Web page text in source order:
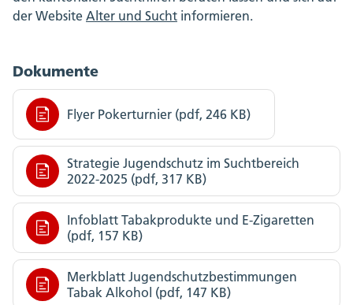
der Website Alter und Sucht informieren.
Dokumente
Flyer Pokerturnier (pdf, 246 KB)
Strategie Jugendschutz im Suchtbereich
2022-2025 (pdf, 317 KB)
Infoblatt Tabakprodukte und E-Zigaretten
(pdf, 157 KB)
Merkblatt Jugendschutzbestimmungen
Tabak Alkohol (pdf, 147 KB)